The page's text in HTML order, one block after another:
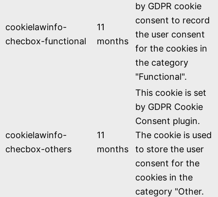
cookielawinfo-
checbox-functional
11
months
by GDPR cookie
consent to record
the user consent
for the cookies in
the category
"Functional".
cookielawinfo-
checbox-others
11
months
This cookie is set
by GDPR Cookie
Consent plugin.
The cookie is used
to store the user
consent for the
cookies in the
category "Other.